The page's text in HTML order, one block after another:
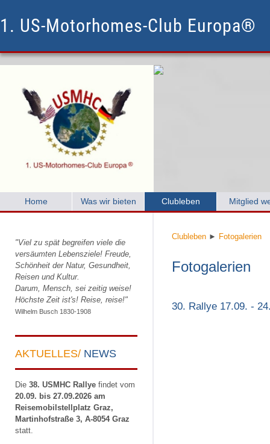
1. US-Motorhomes-Club Europa®
Home Was wir bieten Clubleben Mitglied
"Viel zu spät begreifen viele die
versäumten Lebensziele! Freude,
Schönheit der Natur, Gesundheit,
Reisen und Kultur.
Darum, Mensch, sei zeitig weise!
Höchste Zeit ist's! Reise, reise!"
Wilhelm Busch 1830-1908
AKTUELLES/ NEWS
Die 38. USMHC Rallye findet vom
20.09. bis 27.09.2026 am
Reisemobilstellplatz Graz,
Martinhofstraße 3, A-8054 Graz
statt.
Clubleben ► Fotogalerien
Fotogalerien
30. Rallye 17.09. -